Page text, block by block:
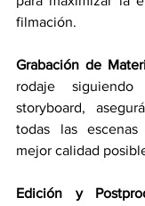
filmación.
Grabación de
rodaje
storyboard,
todas las
mejor calidad
Edición y